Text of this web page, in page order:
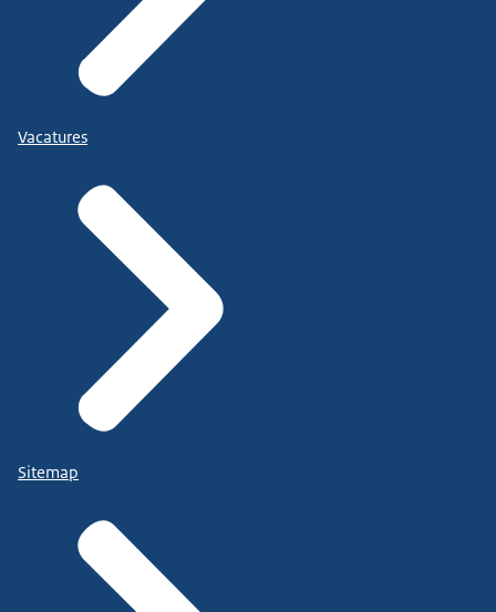
Vacatures
Sitemap